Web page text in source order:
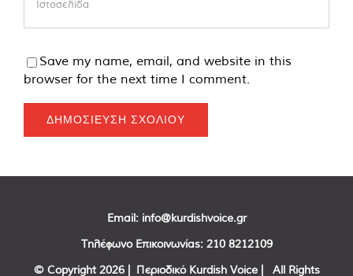
Save my name, email, and website in this
browser for the next time I comment.
Email: info@kurdishvoice.gr
Τηλέφωνο Επικοινωνίας: 210 8212109
© Copyright 2026 | Περιοδικό Kurdish Voice | All Rights